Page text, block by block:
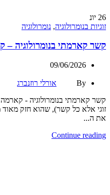
26 יונ
זוגיות בנומרולוגיה, נומרולוגיה
קשר קארמתי בנומרולוגיה –
09/06/2026
By
אורלי רוזנברג
זוגי אלא כל קשר), שהוא חזק
את ה...
Continue reading